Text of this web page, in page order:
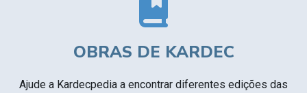
OBRAS DE KARDEC
Ajude a Kardecpedia a encontrar diferentes edições das